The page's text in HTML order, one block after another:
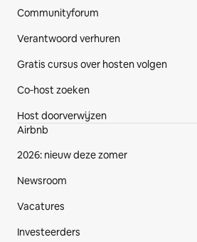
Communityforum
Verantwoord verhuren
Gratis cursus over hosten volgen
Co‑host zoeken
Host doorverwijzen
Airbnb
2026: nieuw deze zomer
Newsroom
Vacatures
Investeerders